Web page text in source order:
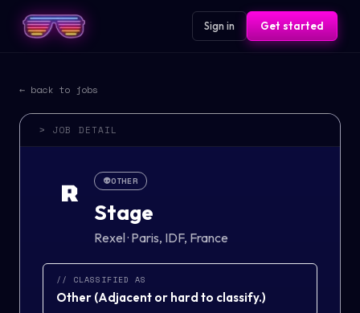
Sign in Get started
← back to jobs
> JOB DETAIL
R 👽OTHER
Stage
Rexel· Paris, IDF, France
// CLASSIFIED AS
Other (Adjacent or hard to classify.)